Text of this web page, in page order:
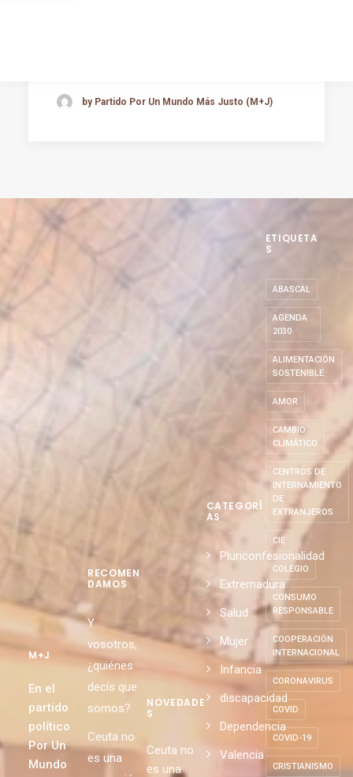
by Partido Por Un Mundo Más Justo (M+J)
M+J
En el
partido
político
Por Un
Mundo
RECOMEN
DAMOS
Y
vosotros,
¿quiénes
decís que
somos?
Ceuta no
es una
NOVEDADE
S
Ceuta no
es una
CATEGORÍ
AS
Pluriconfesionalidad
Extremadura
Salud
Mujer
Infancia
discapacidad
Dependencia
Valencia
ETIQUETA
S
ABASCAL
AGENDA
2030
ALIMENTACIÓN
SOSTENIBLE
AMOR
CAMBIO
CLIMÁTICO
CENTROS DE
INTERNAMIENTO
DE
EXTRANJEROS
CIE
COLEGIO
CONSUMO
RESPONSABLE
COOPERACIÓN
INTERNACIONAL
CORONAVIRUS
COVID
COVID-19
CRISTIANISMO